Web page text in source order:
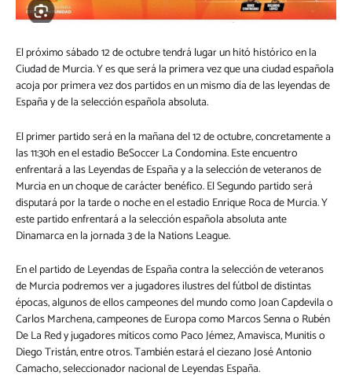
El próximo sábado 12 de octubre tendrá lugar un hitó histórico en la
Ciudad de Murcia. Y es que será la primera vez que una ciudad española
acoja por primera vez dos partidos en un mismo día de las leyendas de
España y de la selección española absoluta.
El primer partido será en la mañana del 12 de octubre, concretamente a
las 11:30h en el estadio BeSoccer La Condomina. Este encuentro
enfrentará a las Leyendas de España y a la selección de veteranos de
Murcia en un choque de carácter benéfico. El Segundo partido será
disputará por la tarde o noche en el estadio Enrique Roca de Murcia. Y
este partido enfrentará a la selección española absoluta ante
Dinamarca en la jornada 3 de la Nations League.
En el partido de Leyendas de España contra la selección de veteranos
de Murcia podremos ver a jugadores ilustres del fútbol de distintas
épocas, algunos de ellos campeones del mundo como Joan Capdevila o
Carlos Marchena, campeones de Europa como Marcos Senna o Rubén
De La Red y jugadores míticos como Paco Jémez, Amavisca, Munitis o
Diego Tristán, entre otros. También estará el ciezano José Antonio
Camacho, seleccionador nacional de Leyendas España.